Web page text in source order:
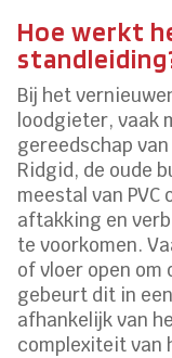
Hoe werkt
Bij het
loodgieter, vaak
gereedschap
Ridgid, de oude
meestal van PVC
aftakking en
te voorkomen.
of vloer open om
gebeurt dit in
afhankelijk van
complexiteit van